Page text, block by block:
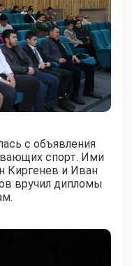
с объявления
спорт. Ими
Киргенев и Иван
вручил дипломы